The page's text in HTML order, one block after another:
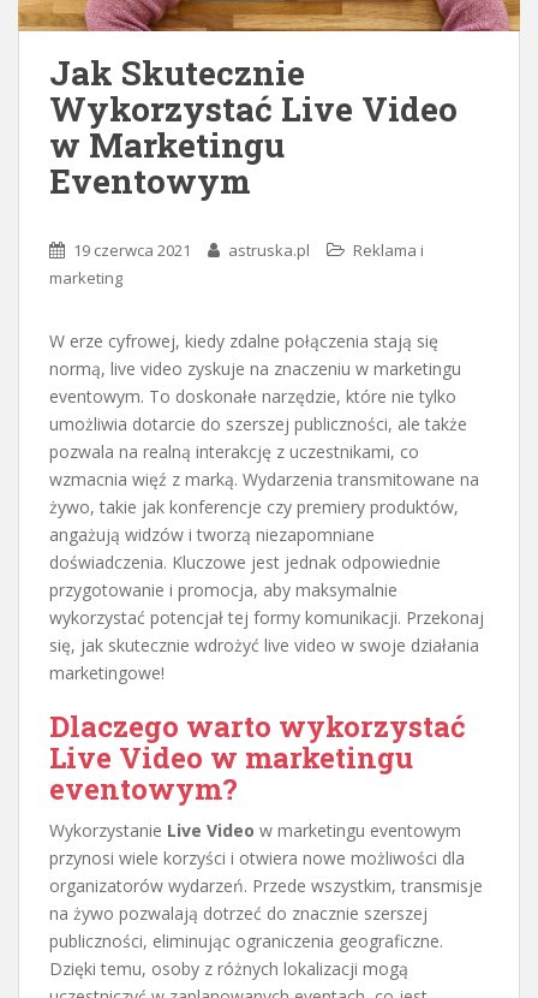
Jak Skutecznie
Wykorzystać Live Video
w Marketingu
Eventowym
19 czerwca 2021 astruska.pl
Reklama i
marketing
W erze cyfrowej, kiedy zdalne połączenia stają się
normą, live video zyskuje na znaczeniu w marketingu
eventowym. To doskonałe narzędzie, które nie tylko
umożliwia dotarcie do szerszej publiczności, ale także
pozwala na realną interakcję z uczestnikami, co
wzmacnia więź z marką. Wydarzenia transmitowane na
żywo, takie jak konferencje czy premiery produktów,
angażują widzów i tworzą niezapomniane
doświadczenia. Kluczowe jest jednak odpowiednie
przygotowanie i promocja, aby maksymalnie
wykorzystać potencjał tej formy komunikacji. Przekonaj
się, jak skutecznie wdrożyć live video w swoje działania
marketingowe!
Dlaczego warto wykorzystać
Live Video w marketingu
eventowym?
Wykorzystanie Live Video w marketingu eventowym
przynosi wiele korzyści i otwiera nowe możliwości dla
organizatorów wydarzeń. Przede wszystkim, transmisje
na żywo pozwalają dotrzeć do znacznie szerszej
publiczności, eliminując ograniczenia geograficzne.
Dzięki temu, osoby z różnych lokalizacji mogą